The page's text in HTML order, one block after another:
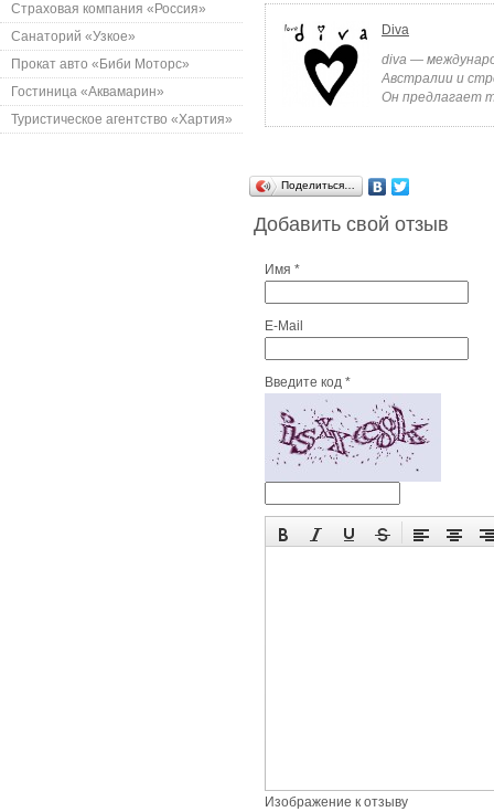
Страховая компания «Россия»
Санаторий «Узкое»
Прокат авто «Биби Моторс»
Гостиница «Аквамарин»
Туристическое агентство «Хартия»
Diva
diva —
Австралии и
Он предлагает
Поделиться…
Добавить свой отзыв
Имя *
E-Mail
Введите код *
Изображение к отзыву